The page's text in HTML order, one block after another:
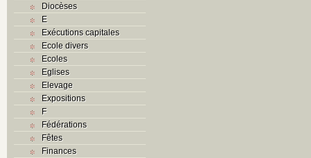
Diocèses
E
Exécutions capitales
Ecole divers
Ecoles
Eglises
Elevage
Expositions
F
Fédérations
Fêtes
Finances